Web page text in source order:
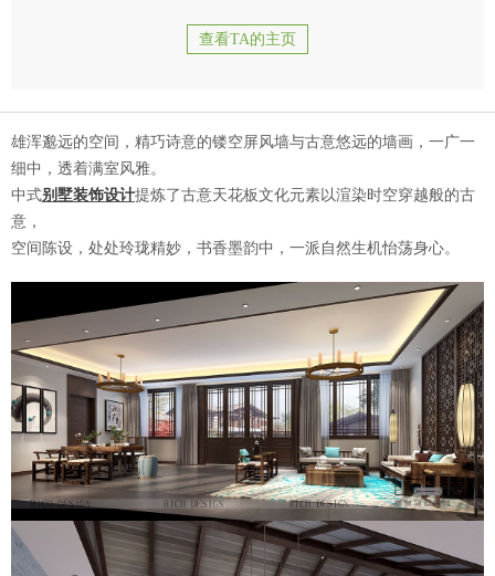
查看TA的主页
雄浑邈远的空间，精巧诗意的镂空屏风墙与古意悠远的墙画，一广一
细中，透着满室风雅。
中式别墅装饰设计提炼了古意天花板文化元素以渲染时空穿越般的古
意，
空间陈设，处处玲珑精妙，书香墨韵中，一派自然生机怡荡身心。